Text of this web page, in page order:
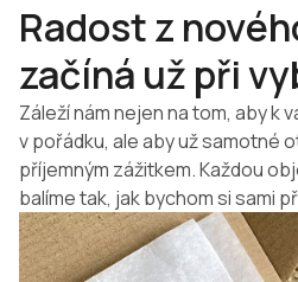
Radost z
začíná už při
Záleží nám nejen na tom, aby k
v pořádku, ale aby už samotné
příjemným zážitkem. Každou
balíme tak, jak bychom si sami